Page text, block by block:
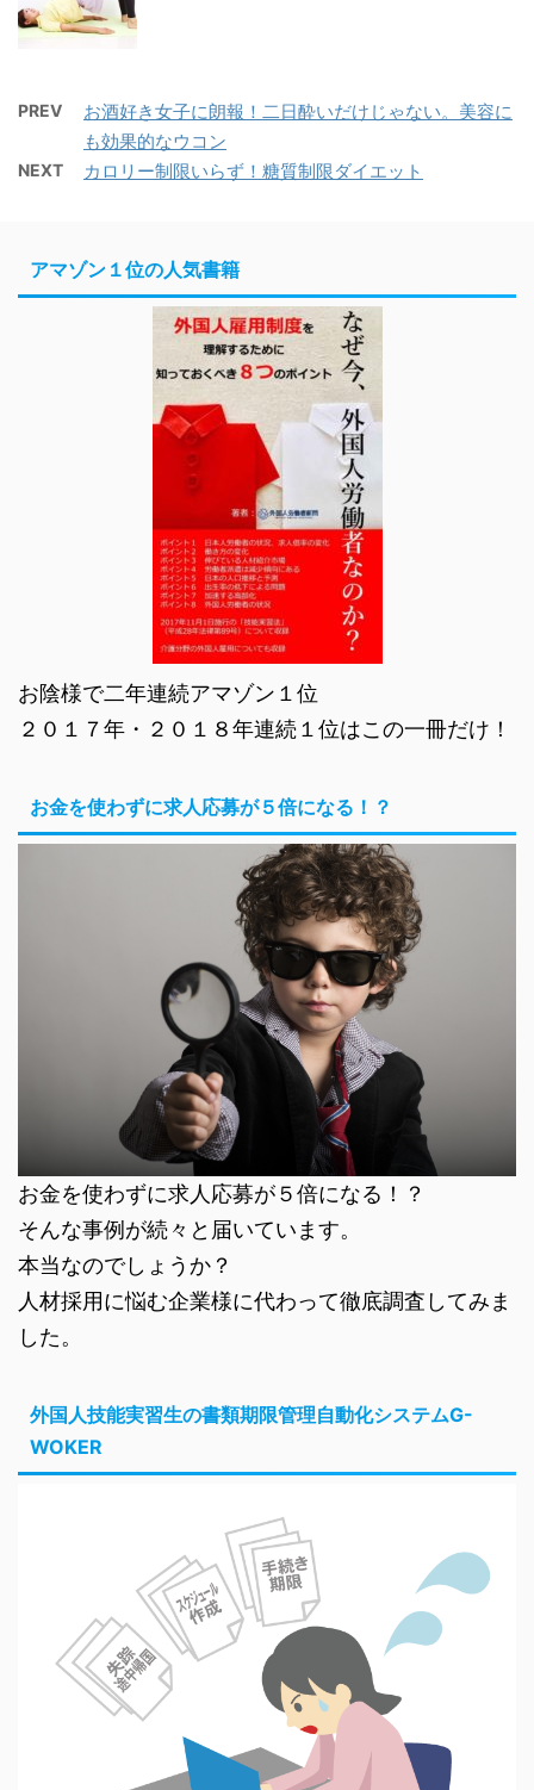
PREV
お酒好き女子に朗報！二日酔いだけじゃない。美容に
も効果的なウコン
NEXT カロリー制限いらず！糖質制限ダイエット
アマゾン１位の人気書籍
お陰様で二年連続アマゾン１位
２０１７年・２０１８年連続１位はこの一冊だけ！
お金を使わずに求人応募が５倍になる！？
お金を使わずに求人応募が５倍になる！？
そんな事例が続々と届いています。
本当なのでしょうか？
人材採用に悩む企業様に代わって徹底調査してみま
した。
外国人技能実習生の書類期限管理自動化システムG-
WOKER